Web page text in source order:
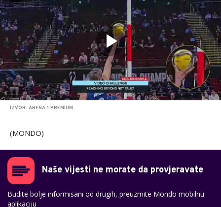
IZVOR: ARENA 1 PREMIUM
(MONDO)
Naše vijesti ne morate da provjeravate
Budite bolje informisani od drugih, preuzmite Mondo mobilnu
aplikaciju